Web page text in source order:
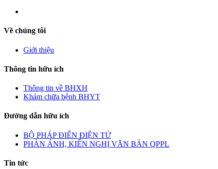
Về chúng tôi
Giới thiệu
Thông tin hữu ích
Thông tin về BHXH
Khám chữa bệnh BHYT
Đường dẫn hữu ích
BỘ PHÁP ĐIỂN ĐIỆN TỬ
PHẢN ÁNH, KIẾN NGHỊ VĂN BẢN QPPL
Tin tức